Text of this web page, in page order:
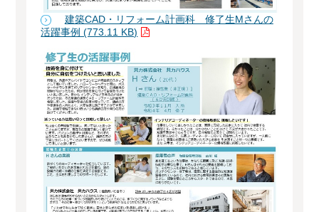
建築CAD・リフォーム計画科 修了生Mさんの
活躍事例 (773.11 KB)